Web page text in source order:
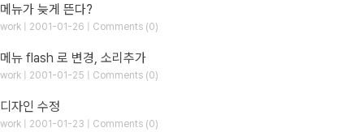
메뉴가 늦게 뜬다?
work | 2001-01-26 | Comments (0)
메뉴 flash 로 변경, 소리추가
work | 2001-01-25 | Comments (0)
디자인 수정
work | 2001-01-23 | Comments (0)